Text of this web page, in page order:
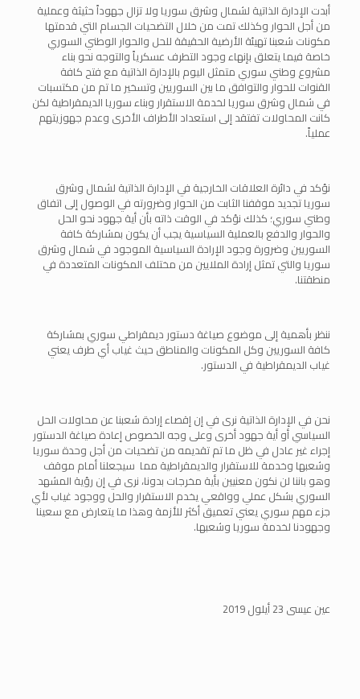
أبدت الإدارة الذاتية لشمال وشرق سوريا ولا تزال جهوداً حثيثة وعملية
من أجل الحوار وكذلك تمت من خلال التضحيات الجسام التي قدمتها
مكونات شعبنا تهيئة الأرضية الحقيقة للحل والحوار الوطني السوري
خاصة فيما يتعلق بإنهاء وجود التطرف عسكرياً والتوجه نحو بناء
مشروع وطني سوري متمثل اليوم بالإدارة الذاتية مع فتح كافة
القنوات للحوار والتوافق ما بين السوريين وتسخير ما تم من مكتسبات
في شمال وشرق سوريا لخدمة الاستقرار وبناء سوريا الديمقراطية لكن
كانت المحاولات تفتقد إلى استعداد الأطراف الأخرى وعدم جهوزيتهم
عملياً.
نؤكد في دائرة العلاقات الخارجية في الإدارة الذاتية لشمال وشرق
سوريا تجديد موقفنا الثابت من الحوار وضرورته في الوصول إلى اتفاق
وطني سوري؛ كذلك نؤكد في الوقت ذاته بأن أية جهود نحو الحل
والحوار والدفع بالعملية السياسية يجب أن يكون بمشاركة كافة
السوريين وضرورة وجود الإرادة السياسية الموجود في شمال وشرق
سوريا والتي تمثل إرادة الملايين من مختلف المكونات المتعددة في
منطقتنا.
ننظر بأهمية إلى موضوع صياغة دستور ديمقراطي سوري بمشاركة
كافة السوريين وكل المكونات والمناطق حيث غياب أي طرف يعني
غياب الديمقراطية في الدستور.
نحن في الإدارة الذاتية نرى في إن إقصاء إرادة شعبنا عن محاولات الحل
السياسي أو أية جهود أخرى وعلى وجه الخصوص إعادة صياغة الدستور
إجراء غير عادل في ظل ما تم تقديمه من تضحيات من أجل وحدة سوريا
وشعبها وخدمة للاستقرار والديمقراطية مما سيجعلنا أمام موقف
وهو باننا لن نكون معنيين بأية مخرجات بدونا، نرى في إن رؤية المشهد
السوري بشكل عملي وواقعي يخدم الاستقرار والحل ووجود غياب لأي
جزء مهم سوري يعني تعميق أكثر للأزمة وهذا ما يتعارض مع سعينا
وجهودنا لخدمة سوريا وشعبها.
عين عيسى 23 أيلول 2019